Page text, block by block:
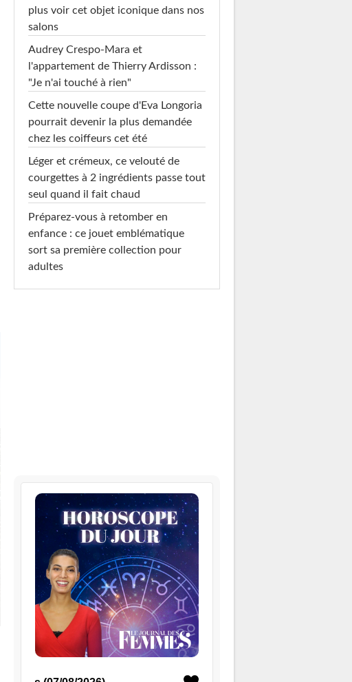
plus voir cet objet iconique dans nos
salons
Audrey Crespo-Mara et
l'appartement de Thierry Ardisson :
"Je n'ai touché à rien"
Cette nouvelle coupe d'Eva Longoria
pourrait devenir la plus demandée
chez les coiffeurs cet été
Léger et crémeux, ce velouté de
courgettes à 2 ingrédients passe tout
seul quand il fait chaud
Préparez-vous à retomber en
enfance : ce jouet emblématique
sort sa première collection pour
adultes